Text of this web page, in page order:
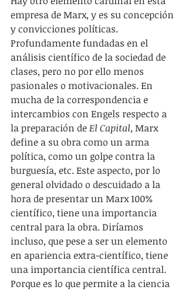
empresa de Marx, y es su concepción
y convicciones políticas.
Profundamente fundadas en el
análisis científico de la sociedad de
clases, pero no por ello menos
pasionales o motivacionales. En
mucha de la correspondencia e
intercambios con Engels respecto a
la preparación de El Capital, Marx
define a su obra como un arma
política, como un golpe contra la
burguesía, etc. Este aspecto, por lo
general olvidado o descuidado a la
hora de presentar un Marx 100%
científico, tiene una importancia
central para la obra. Diríamos
incluso, que pese a ser un elemento
en apariencia extra-científico, tiene
una importancia científica central.
Porque es lo que permite a la ciencia